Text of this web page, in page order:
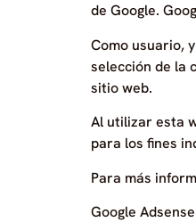
de Google.
Como usuario,
selección de la
sitio web.
Al utilizar esta
para los fines
Para más
Google